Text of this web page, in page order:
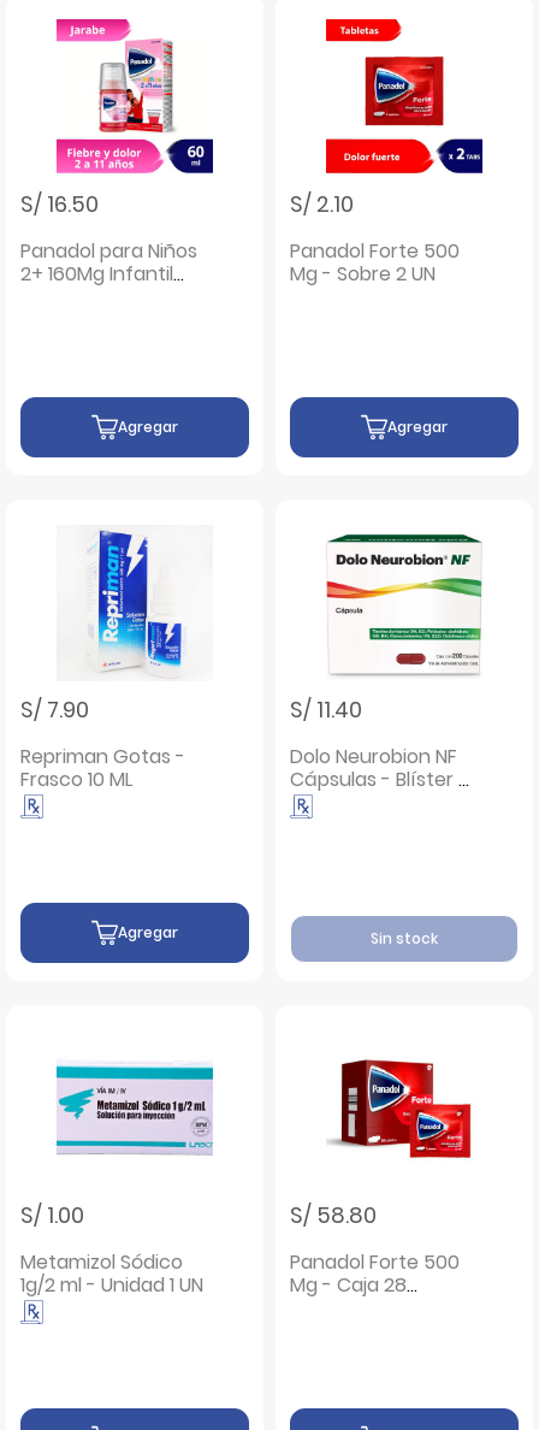
S/ 16.50
Panadol para Niños
2+ 160Mg Infantil
Agregar
S/ 2.10
Panadol Forte 500
Mg - Sobre 2 UN
Agregar
S/ 7.90
Repriman Gotas -
Frasco 10 ML
Agregar
S/ 11.40
Dolo Neurobion NF
Cápsulas - Blíster 4
UN
Sin stock
S/ 1.00
Metamizol Sódico
1g/2 ml - Unidad 1 UN
S/ 58.80
Panadol Forte 500
Mg - Caja 28